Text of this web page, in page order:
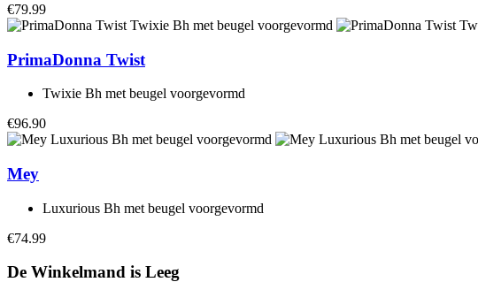
€79.99
PrimaDonna Twist
Twixie Bh met beugel voorgevormd
€96.90
Mey
Luxurious Bh met beugel voorgevormd
€74.99
De Winkelmand is Leeg